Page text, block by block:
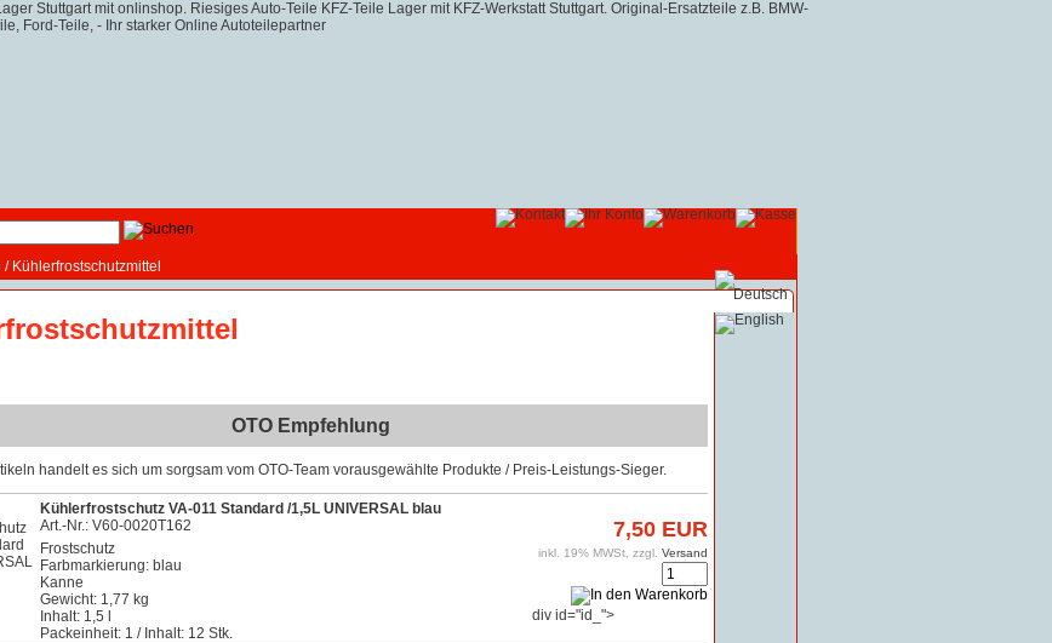
/ Kühlerfrostschutzmittel
OTO Empfehlung
handelt es sich um sorgsam vom OTO-Team vorausgewählte Produkte / Preis-Leistungs-Sieger.
Kühlerfrostschutz VA-011 Standard /1,5L UNIVERSAL blau
Art.-Nr.: V60-0020T162
Frostschutz
Farbmarkierung: blau
Kanne
Gewicht: 1,77 kg
Inhalt: 1,5 l
Packeinheit: 1 / Inhalt: 12 Stk.
7,50 EUR
inkl. 19% MWSt, zzgl. Versand
div id="id_">